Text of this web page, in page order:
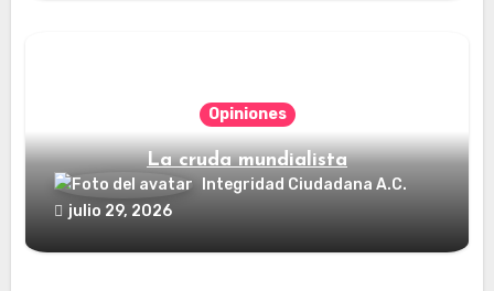
Opiniones
La cruda mundialista
Integridad Ciudadana A.C.
julio 29, 2026